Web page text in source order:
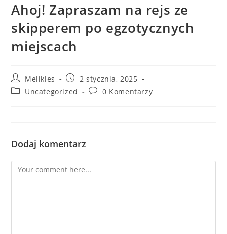
Ahoj! Zapraszam na rejs ze
skipperem po egzotycznych
miejscach
Post
author:
Melikles
Post
published:
2 stycznia, 2025
PostUncategorized
Post0 Komentarzy
Dodaj komentarz
Comment